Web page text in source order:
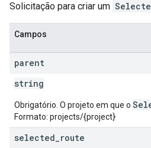
Solicitação para criar um
Campos
parent
string
Obrigatório. O projeto em que o
Formato: projects/{project}
selected route